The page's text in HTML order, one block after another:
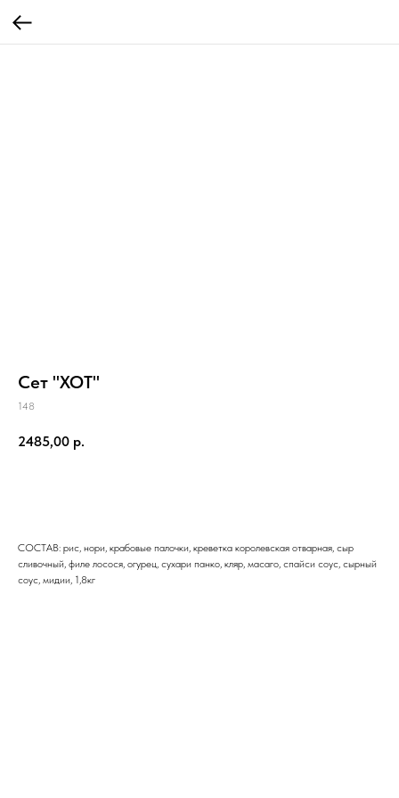
Сет "ХОТ"
148
2485,00 р.
СОСТАВ: рис, нори, крабовые палочки, креветка королевская отварная, сыр
сливочный, филе лосося, огурец, сухари панко, кляр, масаго, спайси соус, сырный
соус, мидии, 1,8кг